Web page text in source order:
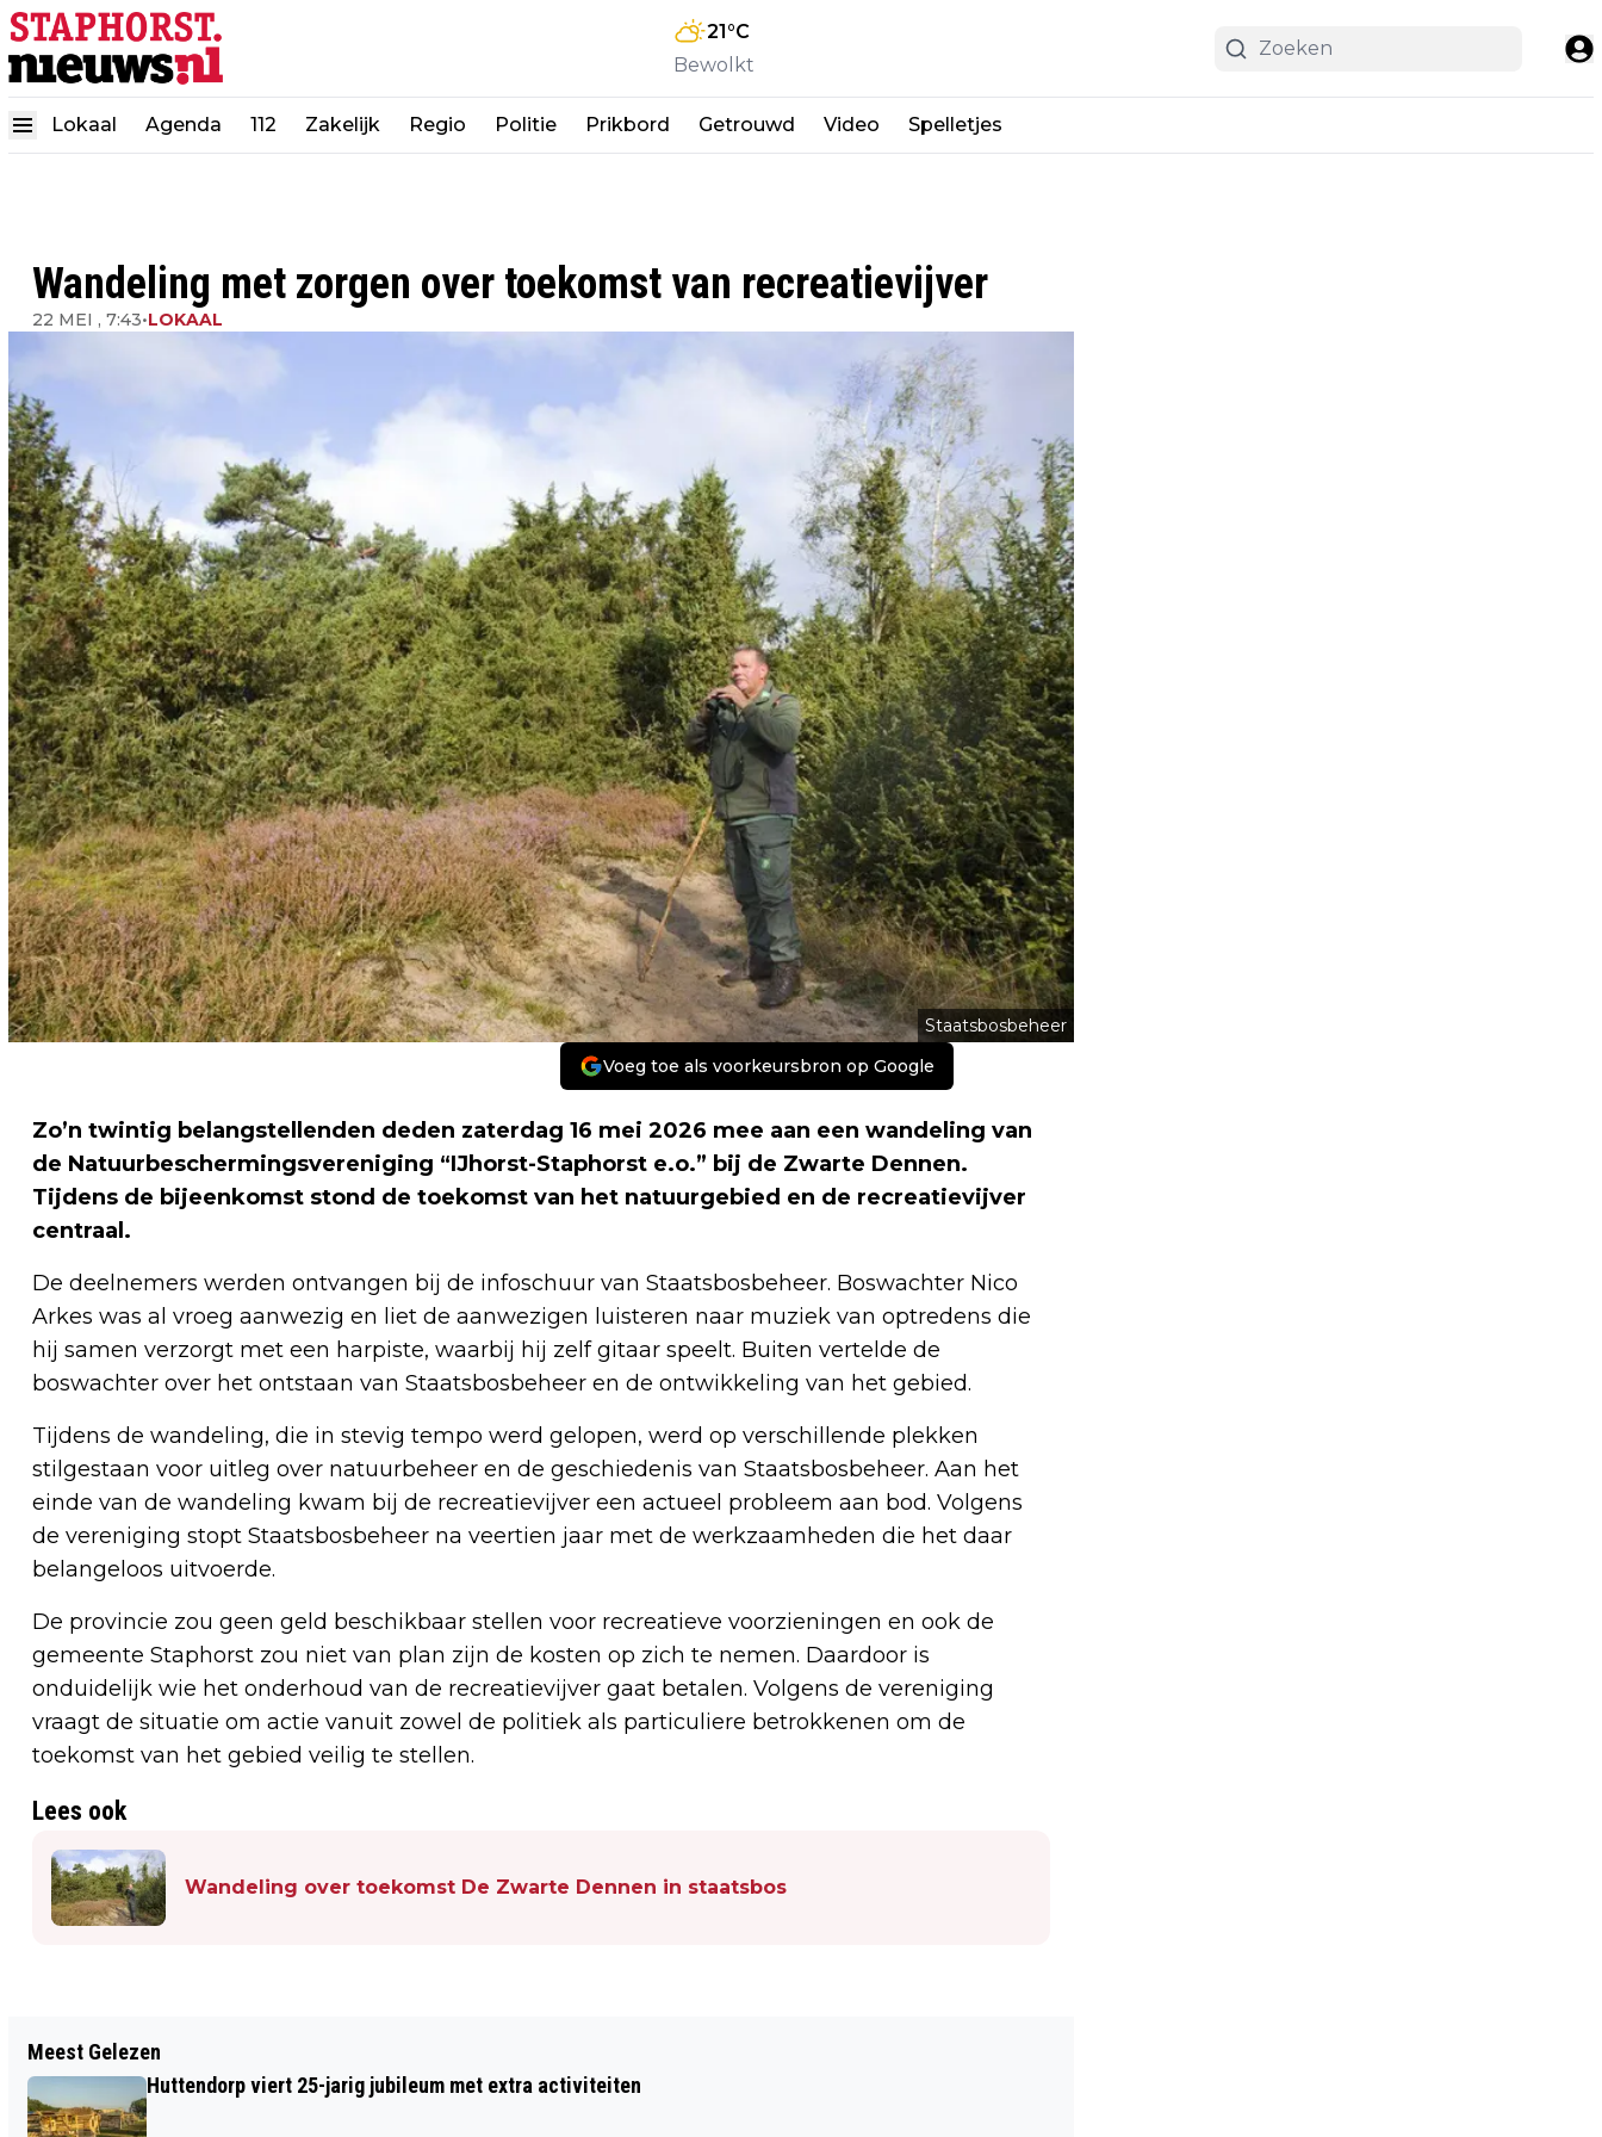
21°C
Bewolkt
Lokaal Agenda 112 Zakelijk Regio Politie Prikbord Getrouwd Video Spelletjes
Wandeling met zorgen over toekomst van recreatievijver
22 MEI , 7:43•LOKAAL
Staatsbosbeheer
Voeg toe als voorkeursbron op Google
Zo’n twintig belangstellenden deden zaterdag 16 mei 2026 mee aan een wandeling van
de Natuurbeschermingsvereniging “IJhorst-Staphorst e.o.” bij de Zwarte Dennen.
Tijdens de bijeenkomst stond de toekomst van het natuurgebied en de recreatievijver
centraal.
De deelnemers werden ontvangen bij de infoschuur van Staatsbosbeheer. Boswachter Nico
Arkes was al vroeg aanwezig en liet de aanwezigen luisteren naar muziek van optredens die
hij samen verzorgt met een harpiste, waarbij hij zelf gitaar speelt. Buiten vertelde de
boswachter over het ontstaan van Staatsbosbeheer en de ontwikkeling van het gebied.
Tijdens de wandeling, die in stevig tempo werd gelopen, werd op verschillende plekken
stilgestaan voor uitleg over natuurbeheer en de geschiedenis van Staatsbosbeheer. Aan het
einde van de wandeling kwam bij de recreatievijver een actueel probleem aan bod. Volgens
de vereniging stopt Staatsbosbeheer na veertien jaar met de werkzaamheden die het daar
belangeloos uitvoerde.
De provincie zou geen geld beschikbaar stellen voor recreatieve voorzieningen en ook de
gemeente Staphorst zou niet van plan zijn de kosten op zich te nemen. Daardoor is
onduidelijk wie het onderhoud van de recreatievijver gaat betalen. Volgens de vereniging
vraagt de situatie om actie vanuit zowel de politiek als particuliere betrokkenen om de
toekomst van het gebied veilig te stellen.
Lees ook
Wandeling over toekomst De Zwarte Dennen in staatsbos
CLAUDIA DUNNINK (18) VERTELT OVER
DE WONINGBOUW
EN VEEL INSCHRIJVINGEN
Meest Gelezen
Huttendorp viert 25-jarig jubileum met extra activiteiten